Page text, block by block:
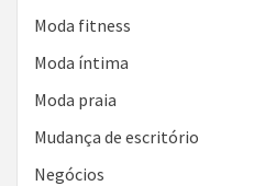
Moda fitness
Moda íntima
Moda praia
Mudança de escritório
Negócios